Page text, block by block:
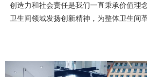
创造力和社会责任是我们一直秉承价值理
卫生间领域发扬创新精神，为整体卫生间